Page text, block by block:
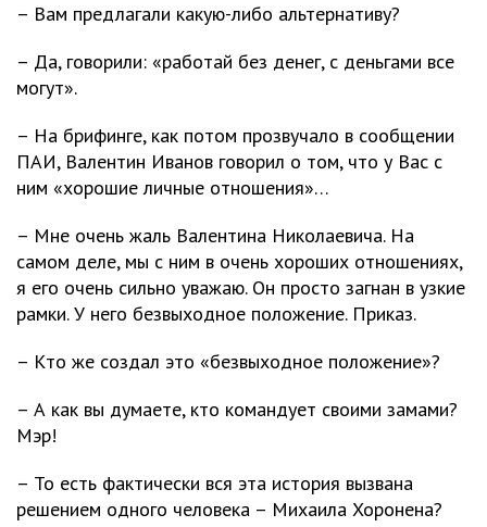
– Вам предлагали какую-либо альтернативу?
– Да, говорили: «работай без денег, с деньгами все
могут».
– На брифинге, как потом прозвучало в сообщении
ПАИ, Валентин Иванов говорил о том, что у Вас с
ним «хорошие личные отношения»…
– Мне очень жаль Валентина Николаевича. На
самом деле, мы с ним в очень хороших отношениях,
я его очень сильно уважаю. Он просто загнан в узкие
рамки. У него безвыходное положение. Приказ.
– Кто же создал это «безвыходное положение»?
– А как вы думаете, кто командует своими замами?
Мэр!
– То есть фактически вся эта история вызвана
решением одного человека – Михаила Хоронена?